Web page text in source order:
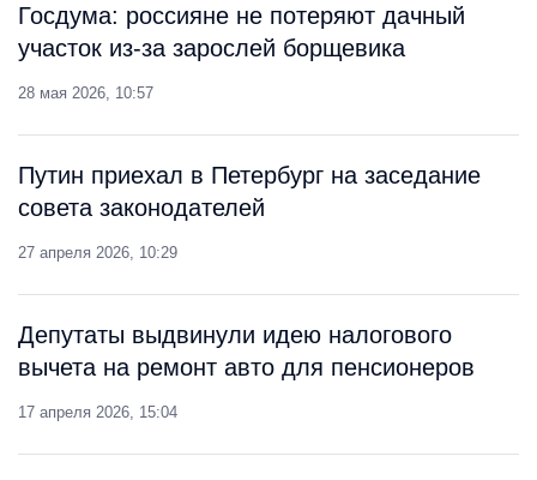
Госдума: россияне не потеряют дачный
участок из-за зарослей борщевика
28 мая 2026, 10:57
Путин приехал в Петербург на заседание
совета законодателей
27 апреля 2026, 10:29
Депутаты выдвинули идею налогового
вычета на ремонт авто для пенсионеров
17 апреля 2026, 15:04